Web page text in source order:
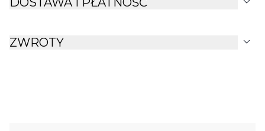
ZWROTY expand_more